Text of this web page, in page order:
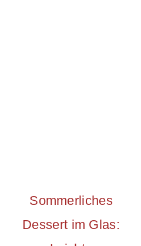
Sommerliches
Dessert im Glas: